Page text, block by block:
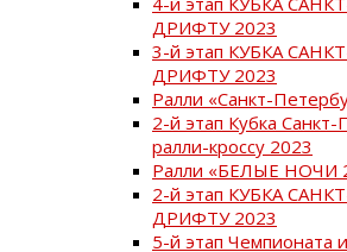
ДРИФТУ 2023
3-й этап КУБКА
ДРИФТУ 2023
Ралли «Санкт-
2-й этап Кубка Санкт-
ралли-кроссу 2023
Ралли «БЕЛЫЕ НОЧИ
2-й этап КУБКА
ДРИФТУ 2023
5-й этап Чемпионата